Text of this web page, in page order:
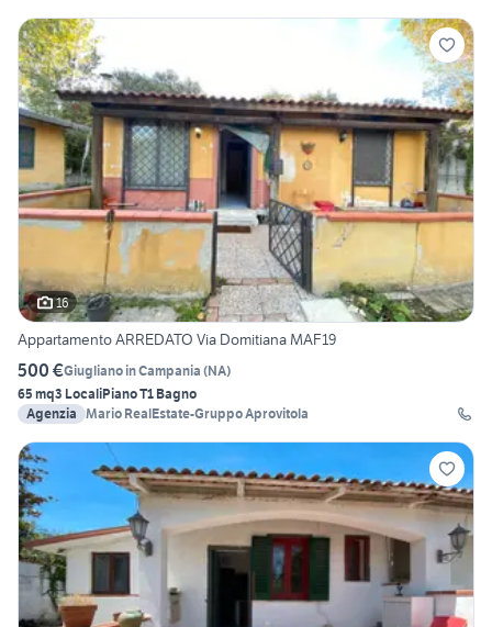
16
Appartamento ARREDATO Via Domitiana MAF19
500 €Giugliano in Campania (NA)
65 mq3 LocaliPiano T1 Bagno
Agenzia Mario RealEstate-Gruppo Aprovitola